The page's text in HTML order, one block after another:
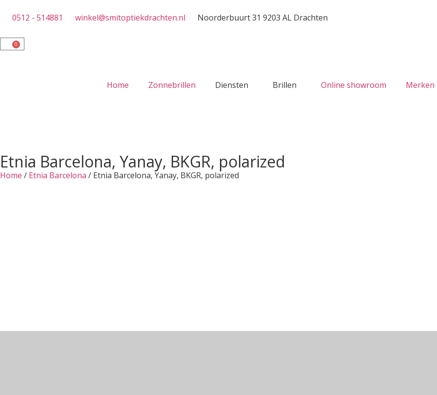
0512 - 514881 winkel@smitoptiekdrachten.nl Noorderbuurt 31 9203 AL Drachten
0
Home Zonnebrillen Diensten Brillen Online showroom Merken
Etnia Barcelona, Yanay, BKGR, polarized
Home / Etnia Barcelona / Etnia Barcelona, Yanay, BKGR, polarized